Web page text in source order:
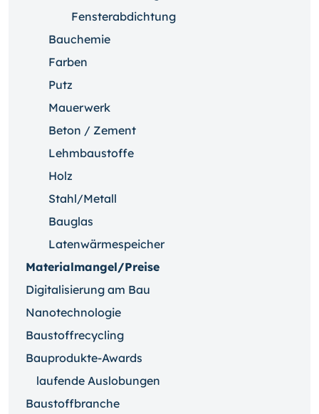
Fensterabdichtung
Bauchemie
Farben
Putz
Mauerwerk
Beton / Zement
Lehmbaustoffe
Holz
Stahl/Metall
Bauglas
Latenwärmespeicher
Materialmangel/Preise
Digitalisierung am Bau
Nanotechnologie
Baustoffrecycling
Bauprodukte-Awards
laufende Auslobungen
Baustoffbranche